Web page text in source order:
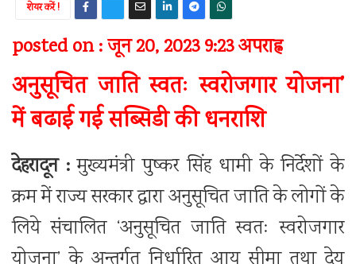
शेयर करें !
posted on : जून 20, 2023 9:23 अपराह्न
अनुसूचित जाति स्वतः स्वरोजगार योजना’
में बढाई गई सब्सिडी की धनराशि
देहरादून :मुख्यमंत्री पुष्कर सिंह धामी के निर्देशों के
क्रम में राज्य सरकार द्वारा अनुसूचित जाति के लोगों के
लिये संचालित ‘अनुसूचित जाति स्वतः स्वरोजगार